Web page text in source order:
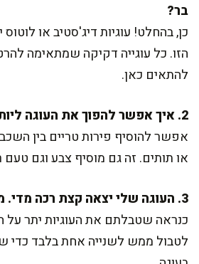
בר?
כן, בהחלט! עוגיות דיג'סטיב או
הזו. כל עוגייה דקיקה שמתאימה
להתאים כאן.
2. איך אפשר להפוך את העוגה ליותר יצירתית?
אפשר להוסיף פירות טריים בין
או תותים. זה גם מוסיף צבע וגם טעם
3. העוגה שלי יצאה קצת רכה מדי. מה עשיתי לא נכון?
כנראה שטבלתם את העוגיות יתר על
לטבול ממש לשנייה אחת בלבד כדי